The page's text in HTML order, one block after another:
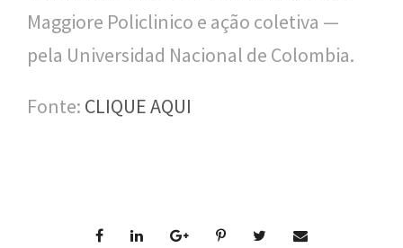
Maggiore Policlinico e ação coletiva —
pela Universidad Nacional de Colombia.
Fonte: CLIQUE AQUI